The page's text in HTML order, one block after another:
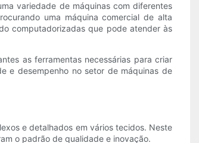
variedade de máquinas com diferentes
uma máquina comercial de alta
computadorizadas que pode atender às
as ferramentas necessárias para criar
e desempenho no setor de máquinas de
e detalhados em vários tecidos. Neste
o padrão de qualidade e inovação.